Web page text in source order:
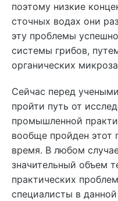
поэтому низкие
сточных водах они
эту проблемы
системы грибов,
органических
Сейчас перед
пройти путь от
промышленной
вообще пройден этот
время. В любом
значительный объем
практических
специалисты в